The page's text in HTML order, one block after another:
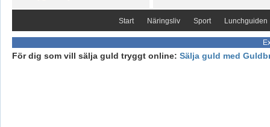
Start Näringsliv Sport Lunchguiden
För dig som vill sälja guld tryggt online: Sälja guld med